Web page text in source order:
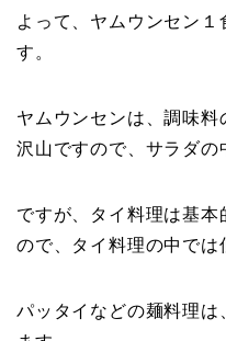
よって、ヤムウンセン１
す。
ヤムウンセンは、調味
沢山ですので、サラダの
ですが、タイ料理は基
ので、タイ料理の中では
パッタイなどの麺料理